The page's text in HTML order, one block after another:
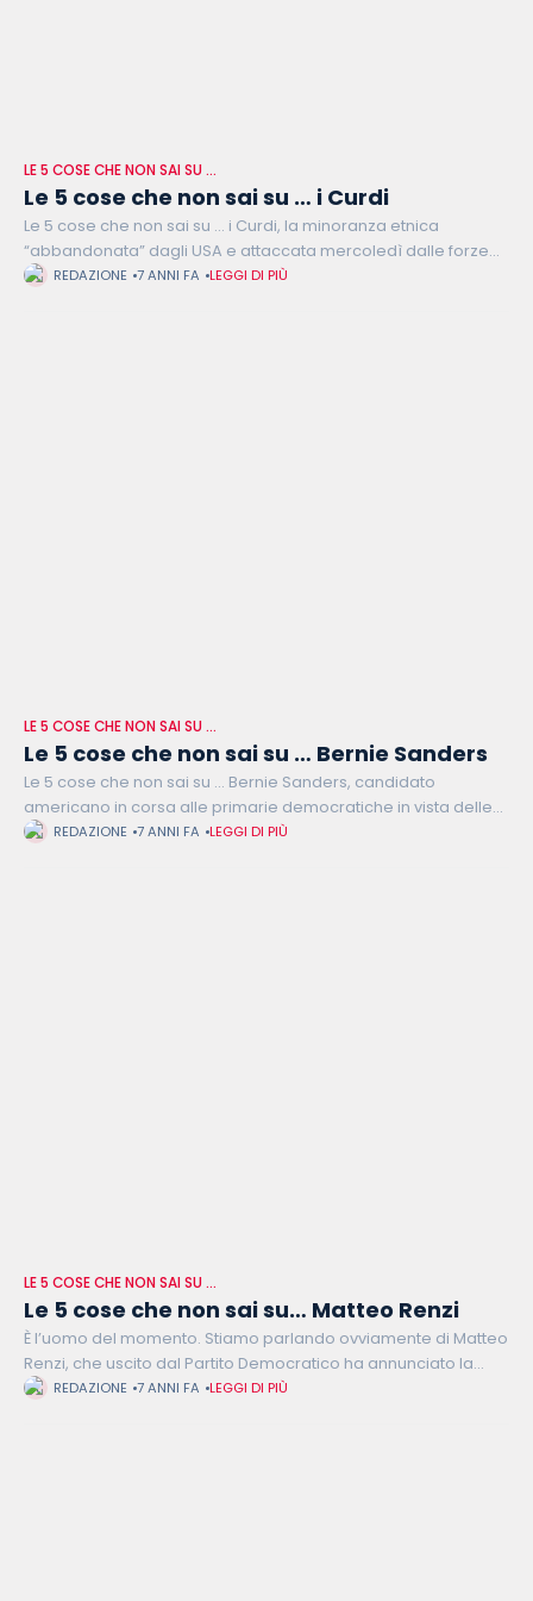
LE 5 COSE CHE NON SAI SU …
Le 5 cose che non sai su … i Curdi
Le 5 cose che non sai su … i Curdi, la minoranza etnica
“abbandonata” dagli USA e attaccata mercoledì dalle forze
turche. Oggi, 30 milioni di curdi costituiscono una delle
REDAZIONE 7 ANNI FA LEGGI DI PIÙ
LE 5 COSE CHE NON SAI SU …
Le 5 cose che non sai su … Bernie Sanders
Le 5 cose che non sai su … Bernie Sanders, candidato
americano in corsa alle primarie democratiche in vista delle
presidenziali del 2020. Alle superiori, Sanders è stato capitano
REDAZIONE 7 ANNI FA LEGGI DI PIÙ
LE 5 COSE CHE NON SAI SU …
Le 5 cose che non sai su… Matteo Renzi
È l’uomo del momento. Stiamo parlando ovviamente di Matteo
Renzi, che uscito dal Partito Democratico ha annunciato la
fondazione di Italia Viva. Mentre si aggiungono nuovi nomi al
REDAZIONE 7 ANNI FA LEGGI DI PIÙ